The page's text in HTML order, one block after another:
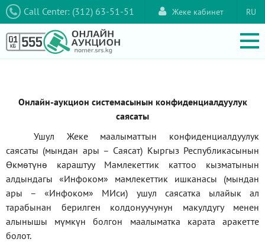
Call Center: (312) 63-51-51 RU
Жеке кабинет
Онлайн-аукцион системасынын конфиденциалдуулук
саясаты
Ушул Жеке маалыматтын конфиденциалдуулук
саясаты (мындан ары – Саясат) Кыргыз Республикасынын
Өкмөтүнө караштуу Мамлекеттик каттоо кызматынын
алдындагы «Инфоком» мамлекеттик ишканасы (мындан
ары –«Инфоком» МИси) ушул саясатка ылайык ал
тарабынан берилген колдонуучунун макулдугу менен
алынышы мүмкүн болгон маалыматка карата аракетте
болот.